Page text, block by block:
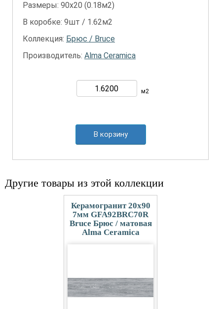
Размеры: 90х20 (0.18м2)
В коробке: 9шт / 1.62м2
Коллекция: Брюс / Bruce
Производитель: Alma Ceramica
м2
В корзину
Другие товары из этой коллекции
Керамогранит 20x90
7мм GFA92BRC70R
Bruce Брюс / матовая
Alma Ceramica